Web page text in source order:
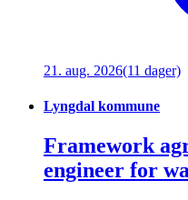
21. aug. 2026(11 dager)
Lyngdal kommune
Framework
engineer for